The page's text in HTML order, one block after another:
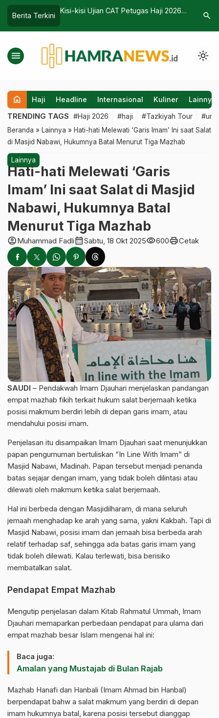
Berita Terkini
CAT Petugas Haji 2026
Kisah Haru Pemuda Jeneponto,
Sekaligus Badalkan Umrah Ibu yang
search
menu light_mode
home Haji Headline Internasional Kuliner Lainnya
TRENDING TAGS #Haji 2026 #haji #Tazkiyah Tour
Beranda » Lainnya » Hati-hati Melewati ‘Garis Imam’ Ini saat Salat
di Masjid Nabawi, Hukumnya Batal Menurut Tiga Mazhab
Lainnya
Hati-hati Melewati ‘Garis
Imam’ Ini saat Salat di Masjid
Nabawi, Hukumnya Batal
Menurut Tiga Mazhab
account_circleMuhammad Fadlicalendar_monthSabtu, 18 Okt 2025visibility600printCetak
SAUDI – Pendakwah Imam Djauhari menjelaskan pandangan
empat mazhab fikih terkait hukum salat berjemaah ketika
posisi makmum berdiri lebih di depan garis imam, atau
mendahului posisi imam.
Penjelasan itu disampaikan Imam Djauhari saat menunjukkan
papan pengumuman bertuliskan “In Line With Imam” di
Masjid Nabawi, Madinah. Papan tersebut menjadi penanda
batas sejajar dengan imam, yang tidak boleh dilintasi atau
dilewati oleh makmum ketika salat berjemaah.
Hal ini berbeda dengan Masjidilharam, di mana seluruh
jemaah menghadap ke arah yang sama, yakni Kakbah. Tapi di
Masjid Nabawi, posisi imam dan jemaah bisa berbeda arah
relatif terhadap saf, sehingga ada batas garis imam yang
tidak boleh dilewati. Kalau terlewati, bisa berisiko
membatalkan salat.
Pendapat Empat Mazhab
Mengutip penjelasan dalam Kitab Rahmatul Ummah, Imam
Djauhari memaparkan perbedaan pendapat para ulama dari
empat mazhab besar Islam mengenai hal ini:
Baca juga:
Amalan yang Mustajab di Bulan Rajab
Mazhab Hanafi dan Hanbali (Imam Ahmad bin Hanbal)
berpendapat bahw a salat makmum yang berdiri di depan
imam hukumnya batal, karena posisi tersebut dianggap